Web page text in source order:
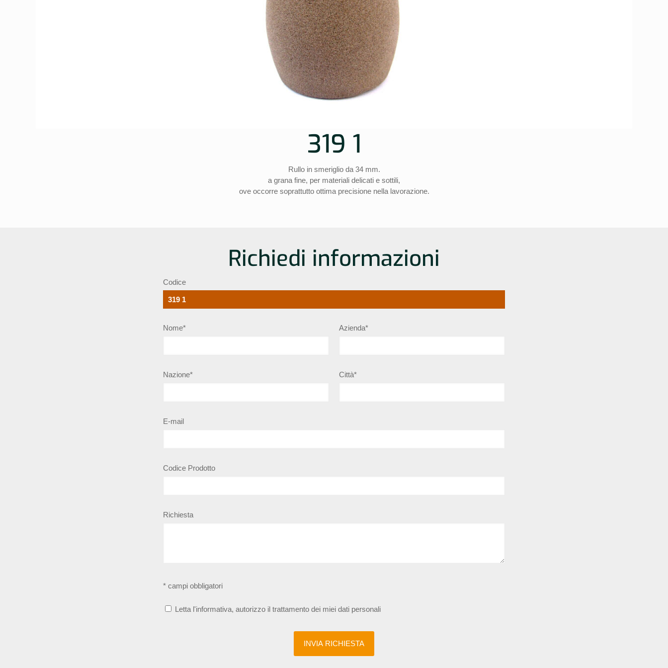
319 1
Rullo in smeriglio da 34 mm.
a grana fine, per materiali delicati e sottili,
ove occorre soprattutto ottima precisione nella lavorazione.
Richiedi informazioni
Codice
Nome* Azienda*
Nazione* Città*
E-mail
Codice Prodotto
Richiesta
* campi obbligatori
Letta l'informativa, autorizzo il trattamento dei miei dati personali